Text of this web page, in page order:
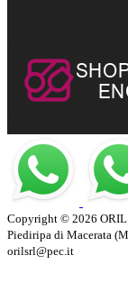
Copyright © 2026
Piediripa di Macerata
orilsrl@pec.it